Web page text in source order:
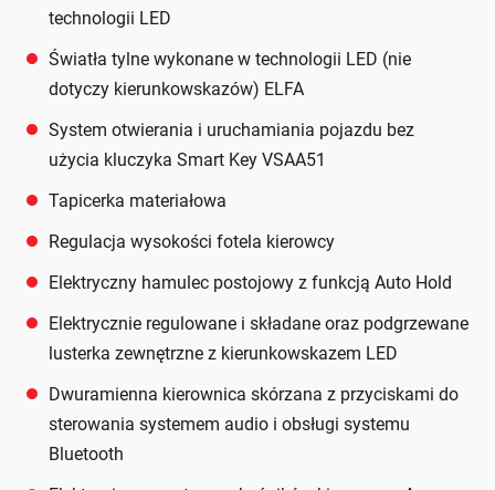
technologii LED
Światła tylne wykonane w technologii LED (nie
dotyczy kierunkowskazów) ELFA
System otwierania i uruchamiania pojazdu bez
użycia kluczyka Smart Key VSAA51
Tapicerka materiałowa
Regulacja wysokości fotela kierowcy
Elektryczny hamulec postojowy z funkcją Auto Hold
Elektrycznie regulowane i składane oraz podgrzewane
lusterka zewnętrzne z kierunkowskazem LED
Dwuramienna kierownica skórzana z przyciskami do
sterowania systemem audio i obsługi systemu
Bluetooth